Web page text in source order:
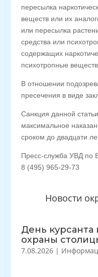
Новости
День
охраны
7.08.2026 |
пересылка
веществ или их
или пересылка
средства или
содержащих
психотропные
В отношении
пресечения в виде
Санкция данной
максимальное
сроком до двадцати
Пресс-служба УВД по
8 (495) 965-29-73